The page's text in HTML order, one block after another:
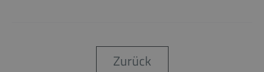
Zurück